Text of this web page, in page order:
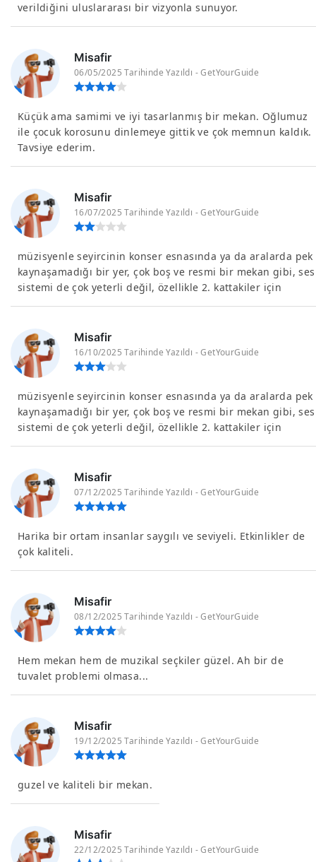
verildiğini uluslararası bir vizyonla sunuyor.
Misafir
06/05/2025 Tarihinde Yazıldı - GetYourGuide
Küçük ama samimi ve iyi tasarlanmış bir mekan. Oğlumuz
ile çocuk korosunu dinlemeye gittik ve çok memnun kaldık.
Tavsiye ederim.
Misafir
16/07/2025 Tarihinde Yazıldı - GetYourGuide
müzisyenle seyircinin konser esnasında ya da aralarda pek
kaynaşamadığı bir yer, çok boş ve resmi bir mekan gibi, ses
sistemi de çok yeterli değil, özellikle 2. kattakiler için
Misafir
16/10/2025 Tarihinde Yazıldı - GetYourGuide
müzisyenle seyircinin konser esnasında ya da aralarda pek
kaynaşamadığı bir yer, çok boş ve resmi bir mekan gibi, ses
sistemi de çok yeterli değil, özellikle 2. kattakiler için
Misafir
07/12/2025 Tarihinde Yazıldı - GetYourGuide
Harika bir ortam insanlar saygılı ve seviyeli. Etkinlikler de
çok kaliteli.
Misafir
08/12/2025 Tarihinde Yazıldı - GetYourGuide
Hem mekan hem de muzikal seçkiler güzel. Ah bir de
tuvalet problemi olmasa...
Misafir
19/12/2025 Tarihinde Yazıldı - GetYourGuide
guzel ve kaliteli bir mekan.
Misafir
22/12/2025 Tarihinde Yazıldı - GetYourGuide